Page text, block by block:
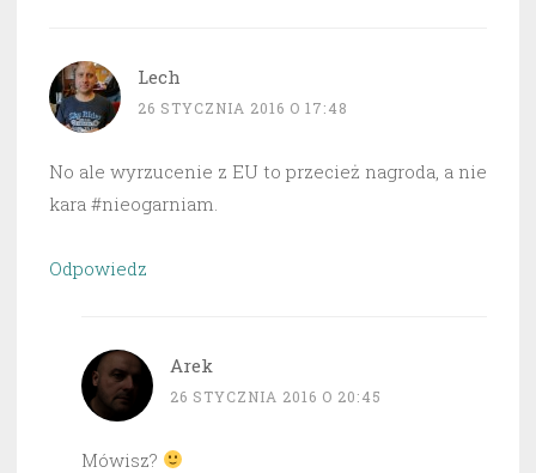
Lech
26 STYCZNIA 2016 O 17:48
No ale wyrzucenie z EU to przecież nagroda, a nie
kara #nieogarniam.
Odpowiedz
Arek
26 STYCZNIA 2016 O 20:45
Mówisz?